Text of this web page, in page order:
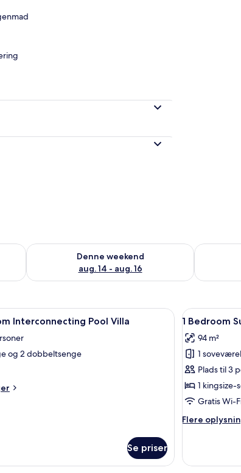
9 - aug. 10
Denne weekend
aug. 14 - aug. 16
Tjek tilgængelighed for denne weekend aug. 14 -
Tjek
computerePengeskab på værelset, skrivebord,
Interconnecting Pool Villa
og 2 dobbeltsenge
Se priser
Indlæs
alle
billeder
af
1
Bedroom
Suite
1
1 Bedroom
94 m²
1
Plads til 3
1 kingsize-
Gratis Wi-
Flere
Flere
Bedroom